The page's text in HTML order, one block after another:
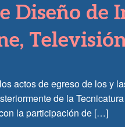
Diseño de
actos de egreso de los y
de la
la participación de […]